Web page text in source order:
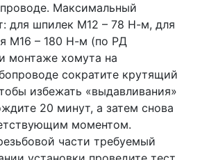
Максимальный
для шпилек М12 – 78 Н-м, для
М16 – 180 Н-м (по РД
монтаже хомута на
сократите крутящий
избежать «выдавливания»
20 минут, а затем снова
моментом.
части требуемый